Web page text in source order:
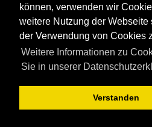
können, verwenden wir
weitere Nutzung der Webseite
der Verwendung von Cookies
Weitere Informationen zu
Sie in unserer
Verstanden
Nutzungsbedingungen|
Registrieren
Foren-Übersicht
Deutsche Übersetzung